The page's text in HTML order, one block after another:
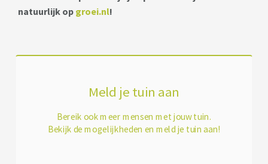
natuurlijk op groei.nl!
Meld je tuin aan
Bereik ook meer mensen met jouw tuin.
Bekijk de mogelijkheden en meld je tuin aan!